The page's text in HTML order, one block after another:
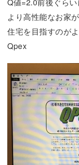
より高性能なお家
住宅を目指すのが
Qpex